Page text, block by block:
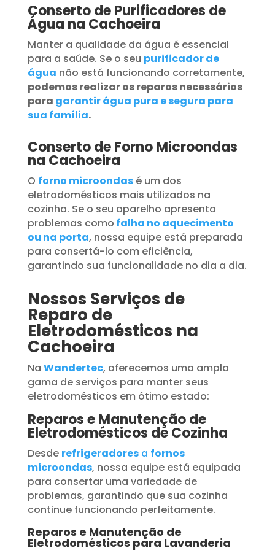
Conserto de Purificadores de
Água na Cachoeira
Manter a qualidade da água é essencial
para a saúde. Se o seu purificador de
água não está funcionando corretamente,
podemos realizar os reparos necessários
para garantir água pura e segura para
sua família.
Conserto de Forno Microondas
na Cachoeira
O forno microondasé um dos
eletrodomésticos mais utilizados na
cozinha. Se o seu aparelho apresenta
problemas como falha no aquecimento
ou na porta, nossa equipe está preparada
para consertá-lo com eficiência,
garantindo sua funcionalidade no dia a dia.
Nossos Serviços de
Reparo de
Eletrodomésticos na
Cachoeira
Na Wandertec, oferecemos uma ampla
gama de serviços para manter seus
eletrodomésticos em ótimo estado:
Reparos e Manutenção de
Eletrodomésticos de Cozinha
Desde refrigeradoresa fornos
microondas, nossa equipe está equipada
para consertar uma variedade de
problemas, garantindo que sua cozinha
continue funcionando perfeitamente.
Reparos e Manutenção de
Eletrodomésticos para Lavanderia